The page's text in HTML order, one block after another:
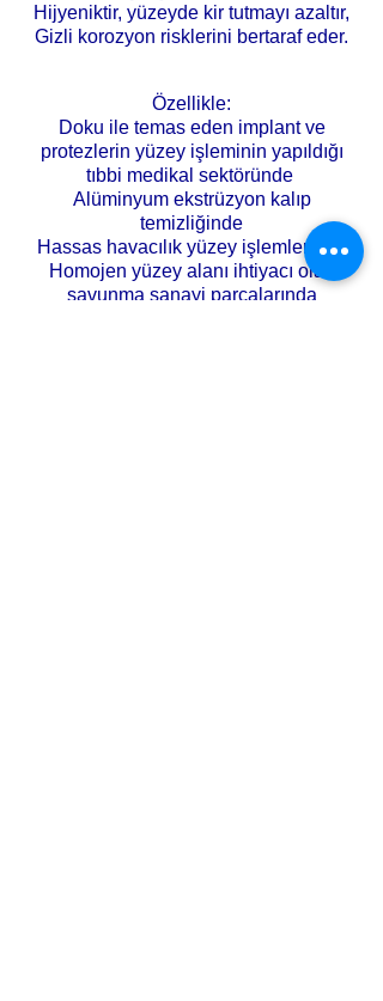
Hijyeniktir, yüzeyde kir tutmayı azaltır,
Gizli korozyon risklerini bertaraf eder.
Özellikle:
Doku ile temas eden implant ve
protezlerin yüzey işleminin yapıldığı
tıbbi medikal sektöründe
Alüminyum ekstrüzyon kalıp
temizliğinde
Hassas havacılık yüzey işlemlerinde
Homojen yüzey alanı ihtiyacı olan
savunma sanayi parçalarında